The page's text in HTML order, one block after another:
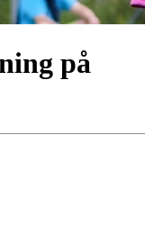
på